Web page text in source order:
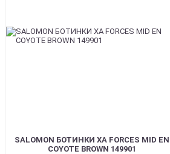
SALOMON БОТИНКИ XA FORCES MID EN
COYOTE BROWN 149901